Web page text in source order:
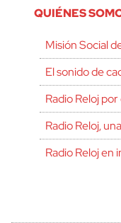
QUIÉNES
Misión Social
El sonido de
Radio Reloj
Radio Reloj,
Radio Reloj en